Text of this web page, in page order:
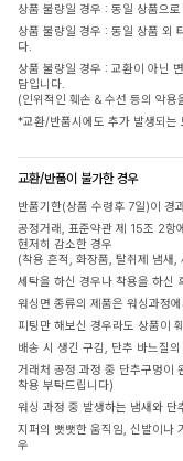
상품 불량일 경우 : 동일 상품으
상품 불량일 경우 : 동일 상품 외
다.
상품 불량일 경우 : 교환이 아닌
담입니다.
(인위적인 훼손 & 수선 등의 악
*교환/반품시에도 추가 발생되는
교환/반품이 불가한 경우
반품기한(상품 수령후 7일)이 경
공정거래, 표준약관 제 15조 2항
현저히 감소한 경우
(착용 흔적, 화장품, 탈취제 냄새,
세탁을 하신 경우나 착용을 하신
워싱면 종류의 제품은 워싱과정
피팅만 해보신 경우라도 상품이
배송 시 생긴 구김, 단추 바느질
거래처 공정 과정 중 단추구멍이
착용 부탁드립니다)
워싱 과정 중 발생하는 냄새와 단
지퍼의 뻣뻣한 움직임, 신발이나
우